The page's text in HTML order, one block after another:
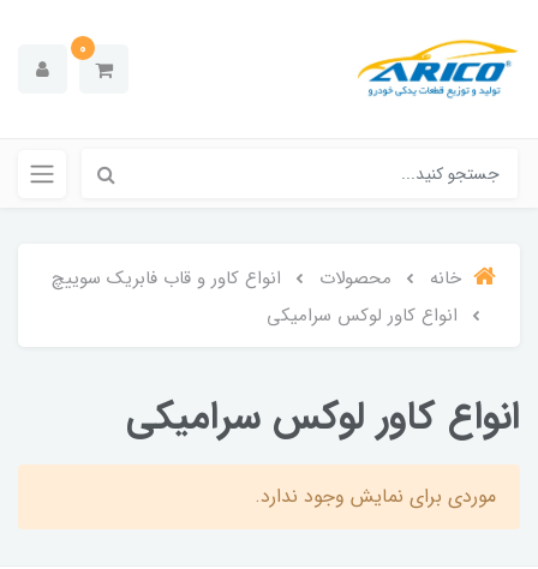
0
خانه محصولات
انواع کاور و قاب فابریک سوییچ
انواع کاور لوکس سرامیکی
انواع کاور لوکس سرامیکی
موردی برای نمایش وجود ندارد.